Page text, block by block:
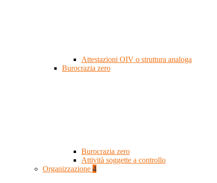
Attestazioni OIV o struttura analoga
Burocrazia zero
Burocrazia zero
Attività soggette a controllo
Organizzazione 4